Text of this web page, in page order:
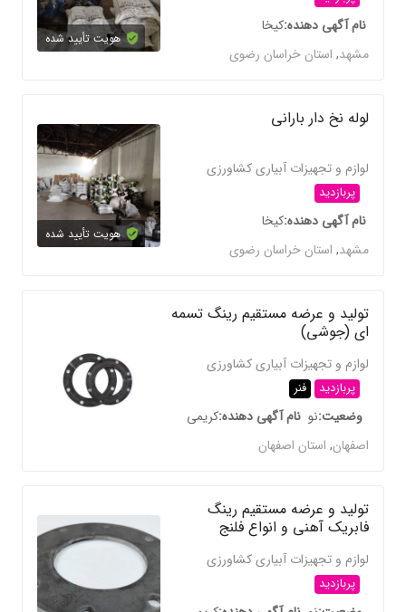
نام آگهی دهندهکیخا
مشهد,استان خراسان رضوی
هویت تأیید شده
لوله نخ دار بارانی
لوازم و تجهیزات آبیاری کشاورزی
پربازدید
نام آگهی دهندهکیخا
مشهد,استان خراسان رضوی
هویت تأیید شده
تولید و عرضه مستقیم رینگ تسمه
ای (جوشی)
لوازم و تجهیزات آبیاری کشاورزی
پربازدید فنر
وضعیتنو نام آگهی دهندهکریمی
اصفهان,استان اصفهان
تولید و عرضه مستقیم رینگ
فابریک آهنی و انواع فلنج
لوازم و تجهیزات آبیاری کشاورزی
پربازدید